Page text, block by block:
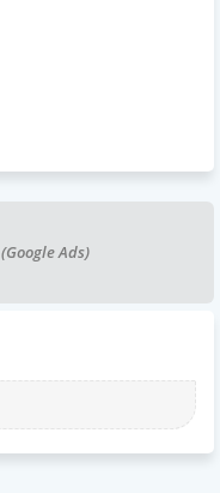
Ads)